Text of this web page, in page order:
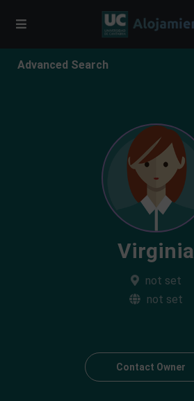
Advanced Search
Virginia
not set
not set
Contact Owner